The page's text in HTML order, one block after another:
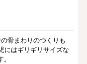
骨まわりのつくりも
にはギリギリサイズな